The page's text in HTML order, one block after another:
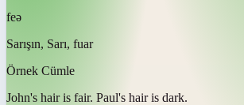
feə
Sarışın, Sarı, fuar
Örnek Cümle
John's hair is fair. Paul's hair is dark.